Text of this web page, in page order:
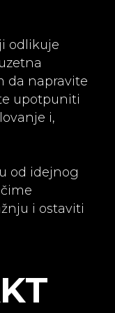
odlikuje
da napravite
upotpuniti
i,
od idejnog
i ostaviti